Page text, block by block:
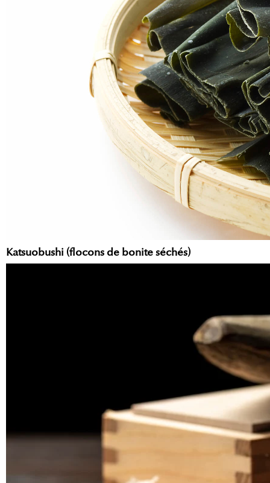
Katsuobushi (flocons de bonite séchés)